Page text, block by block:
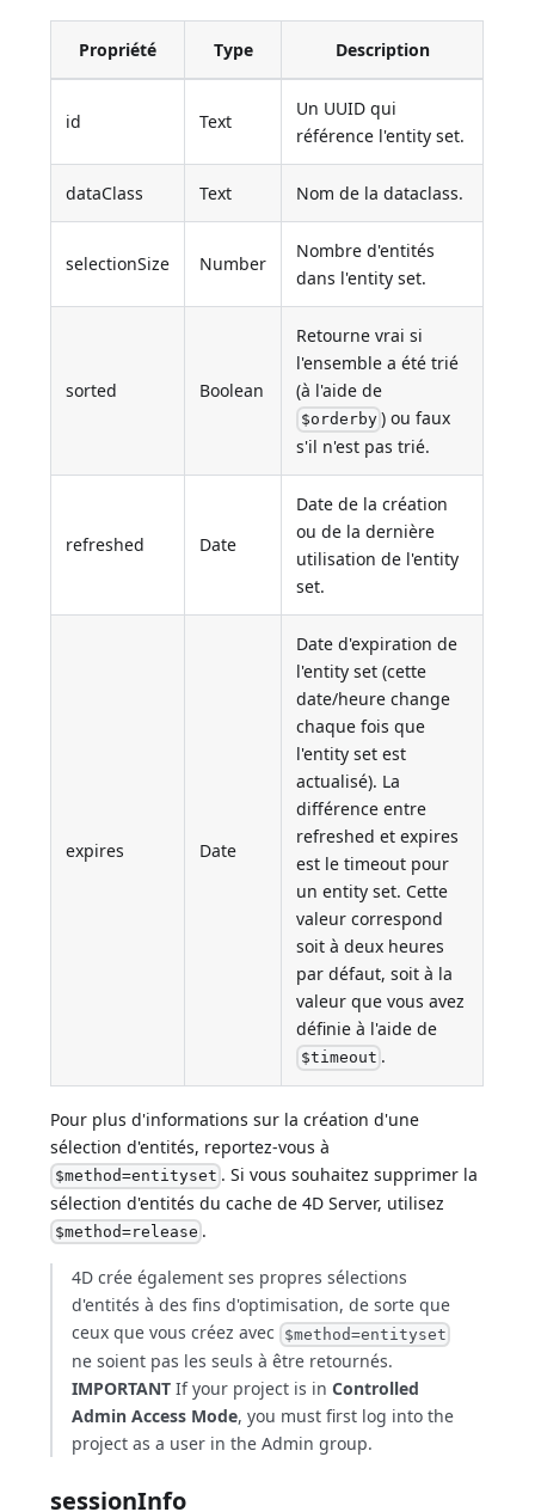
Propriété Type Description
id Text
Un UUID qui
référence l'entity set.
dataClass Text Nom de la dataclass.
selectionSize Number
Nombre d'entités
dans l'entity set.
sorted Boolean
Retourne vrai si
l'ensemble a été trié
(à l'aide de
$orderby ) ou faux
s'il n'est pas trié.
refreshed Date
Date de la création
ou de la dernière
utilisation de l'entity
set.
expires Date
Date d'expiration de
l'entity set (cette
date/heure change
chaque fois que
l'entity set est
actualisé). La
différence entre
refreshed et expires
est le timeout pour
un entity set. Cette
valeur correspond
soit à deux heures
par défaut, soit à la
valeur que vous avez
définie à l'aide de
$timeout .
Pour plus d'informations sur la création d'une
sélection d'entités, reportez-vous à
$method=entityset . Si vous souhaitez supprimer la
sélection d'entités du cache de 4D Server, utilisez
$method=release .
4D crée également ses propres sélections
d'entités à des fins d'optimisation, de sorte que
ceux que vous créez avec $method=entityset
ne soient pas les seuls à être retournés.
IMPORTANT If your project is inControlled
Admin Access Mode, you must first log into the
project as a user in the Admin group.
sessionInfo